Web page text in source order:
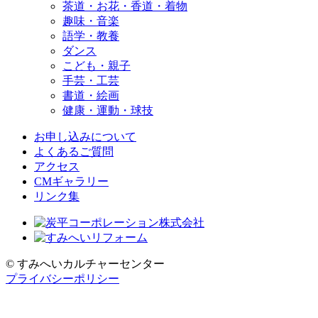
茶道・お花・香道・着物
趣味・音楽
語学・教養
ダンス
こども・親子
手芸・工芸
書道・絵画
健康・運動・球技
お申し込みについて
よくあるご質問
アクセス
CMギャラリー
リンク集
© すみへいカルチャーセンター
プライバシーポリシー